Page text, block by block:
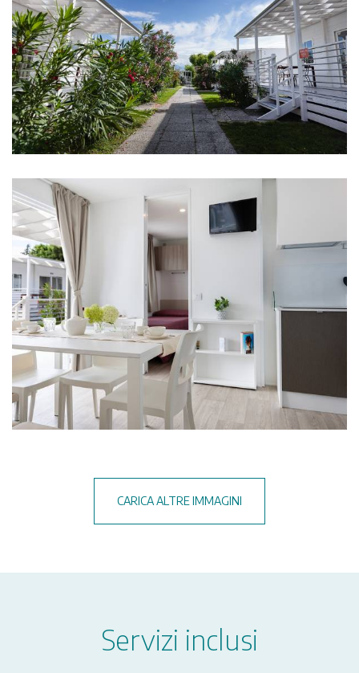
CARICA ALTRE IMMAGINI
Servizi inclusi